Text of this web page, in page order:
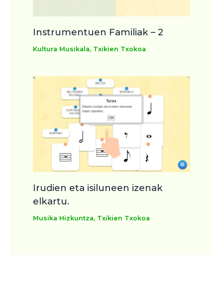
Instrumentuen Familiak – 2
Kultura Musikala, Txikien Txokoa
Irudien eta isiluneen izenak
elkartu.
Musika Hizkuntza, Txikien Txokoa